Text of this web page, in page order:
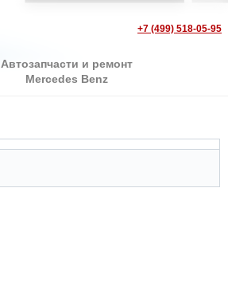
+7 (499) 518-05-95
Автозапчасти и ремонт
Mercedes Benz